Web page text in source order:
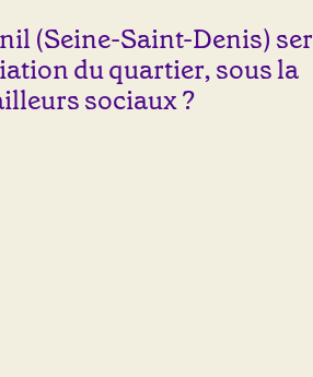
(Seine-Saint-Denis)
du quartier, sous la
sociaux ?